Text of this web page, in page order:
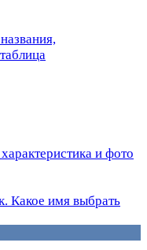
и фото
Какое имя выбрать